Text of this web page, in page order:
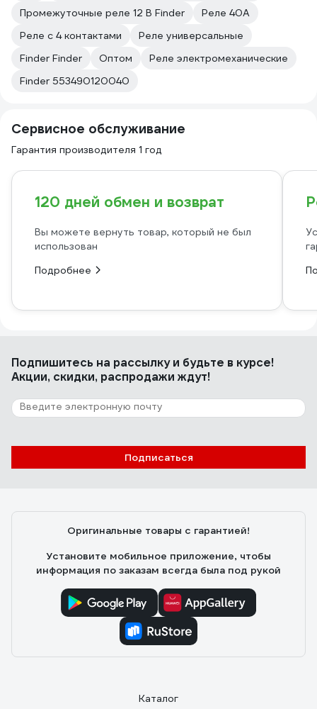
Промежуточные реле 12 В Finder
Реле 40А
Реле с 4 контактами
Реле универсальные
Finder Finder
Оптом
Реле электромеханические
Finder 553490120040
Сервисное обслуживание
Гарантия производителя 1 год
120 дней обмен и возврат
Вы можете вернуть товар, который не был
использован
Подробнее
Подпишитесь на рассылкуи будьте в курсе!
Акции, скидки, распродажи ждут!
Подписаться
Оригинальные товары с гарантией!
Установите мобильное приложение, чтобы
информация по заказам всегда была под рукой
Каталог